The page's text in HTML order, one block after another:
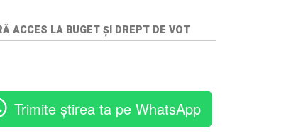
ACCES LA BUGET ȘI DREPT DE VOT
Trimite știrea ta pe WhatsApp